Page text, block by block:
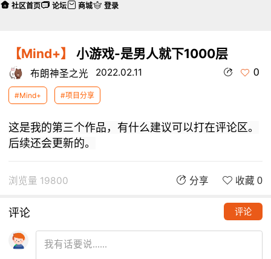
【Mind+】 小游戏-是男人就下1000层
布朗神圣之光 2022.02.11 0
#Mind+ #项目分享
这是我的第三个作品，有什么建议可以打在评论区。
后续还会更新的。
浏览量 19800 分享 收藏 0
评论 评论
社区首页 论坛 商城 登录